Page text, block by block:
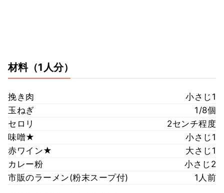
材料（1人分）
挽き肉
小さじ1
玉ねぎ
1/8個
セロリ
2センチ程度
味噌★
小さじ1
赤ワイン★
大さじ1
カレー粉
小さじ2
市販のラーメン(粉末スープ付)
1人前